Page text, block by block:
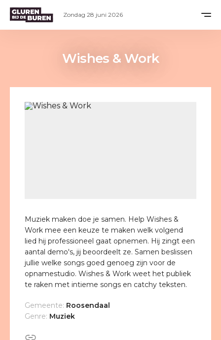
Wishes & Work
Muziek maken doe je samen. Help Wishes &
Work mee een keuze te maken welk volgend
lied hij professioneel gaat opnemen. Hij zingt een
aantal demo's, jij beoordeelt ze. Samen beslissen
jullie welke songs goed genoeg zijn voor de
opnamestudio. Wishes & Work weet het publiek
te raken met intieme songs en catchy teksten.
Gemeente: Roosendaal
Genre: Muziek
Zondag 28 juni 2026